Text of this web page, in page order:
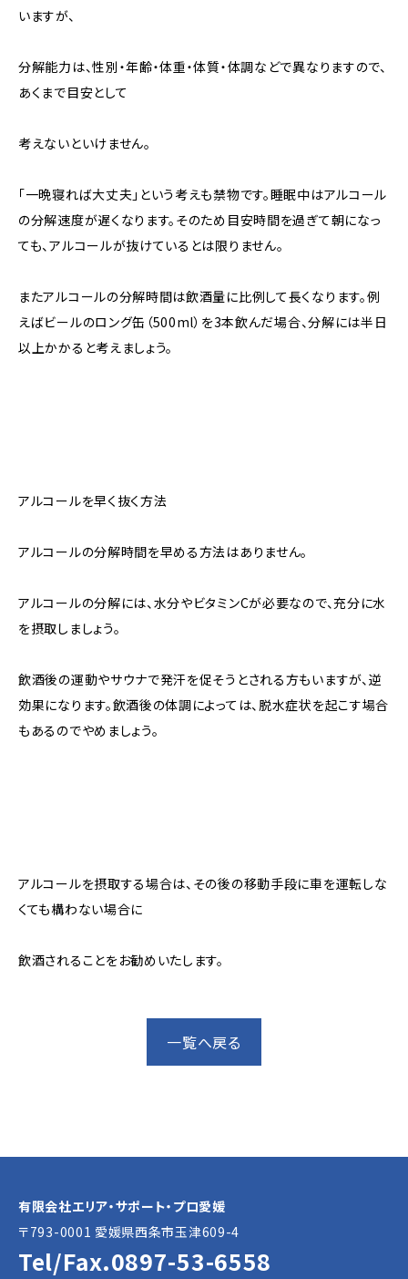
いますが、
分解能力は、性別・年齢・体重・体質・体調などで異なりますので、
あくまで目安として
考えないといけません。
「一晩寝れば大丈夫」という考えも禁物です。睡眠中はアルコール
の分解速度が遅くなります。そのため目安時間を過ぎて朝になっ
ても、アルコールが抜けているとは限りません。
またアルコールの分解時間は飲酒量に比例して長くなります。例
えばビールのロング缶（500ml）を3本飲んだ場合、分解には半日
以上かかると考えましょう。
アルコールを早く抜く方法
アルコールの分解時間を早める方法はありません。
アルコールの分解には、水分やビタミンCが必要なので、充分に水
を摂取しましょう。
飲酒後の運動やサウナで発汗を促そうとされる方もいますが、逆
効果になります。飲酒後の体調によっては、脱水症状を起こす場合
もあるのでやめましょう。
アルコールを摂取する場合は、その後の移動手段に車を運転しな
くても構わない場合に
飲酒されることをお勧めいたします。
一覧へ戻る
有限会社エリア・サポート・プロ愛媛
〒793-0001 愛媛県⻄条市玉津609-4
Tel/Fax.0897-53-6558